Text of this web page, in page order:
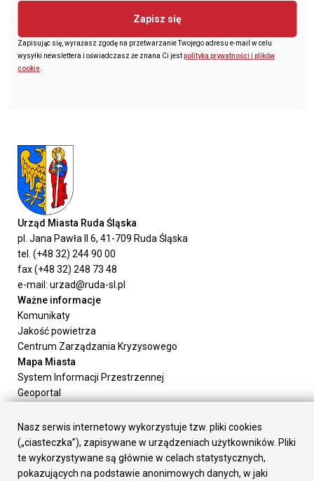
Zapisz się
Zapisując się, wyrażasz zgodę na przetwarzanie Twojego adresu e-mail w celu
wysyłki newslettera i oświadczasz że znana Ci jestpolityka prywatności i plików
cookie.
Urząd Miasta Ruda Śląska
pl. Jana Pawła II 6, 41-709 Ruda Śląska
tel. (+48 32) 244 90 00
fax (+48 32) 248 73 48
e-mail: urzad@ruda-sl.pl
Ważne informacje
Komunikaty
Jakość powietrza
Centrum Zarządzania Kryzysowego
Mapa Miasta
System Informacji Przestrzennej
Geoportal
Załatw sprawę
Prezydent Miasta
Rada Miasta
Wydziały
Nasz serwis internetowy wykorzystuje tzw. pliki cookies
(„ciasteczka”), zapisywane w urządzeniach użytkowników. Pliki
te wykorzystywane są głównie w celach statystycznych,
pokazujących na podstawie anonimowych danych, w jaki